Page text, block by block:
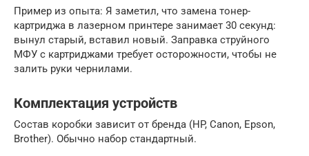
Пример из опыта: Я заметил, что замена тонер-
картриджа в лазерном принтере занимает 30 секунд:
вынул старый, вставил новый. Заправка струйного
МФУ с картриджами требует осторожности, чтобы не
залить руки чернилами.
Комплектация устройств
Состав коробки зависит от бренда (HP, Canon, Epson,
Brother). Обычно набор стандартный.